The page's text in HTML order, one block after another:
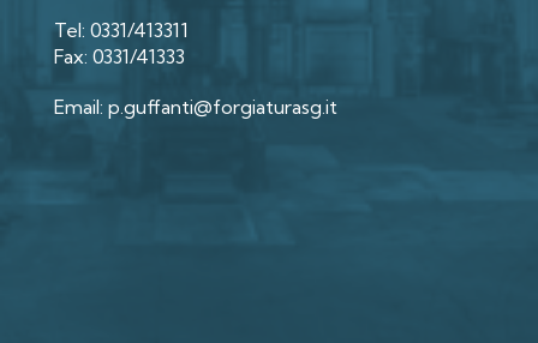
Tel: 0331/413311
Fax: 0331/41333
Email: p.guffanti@forgiaturasg.it